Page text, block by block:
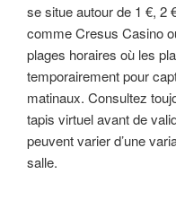
se situe autour de 1 €, 2
comme Cresus Casino
plages horaires où les
temporairement pour
matinaux. Consultez
tapis virtuel avant de
peuvent varier d’une
salle.